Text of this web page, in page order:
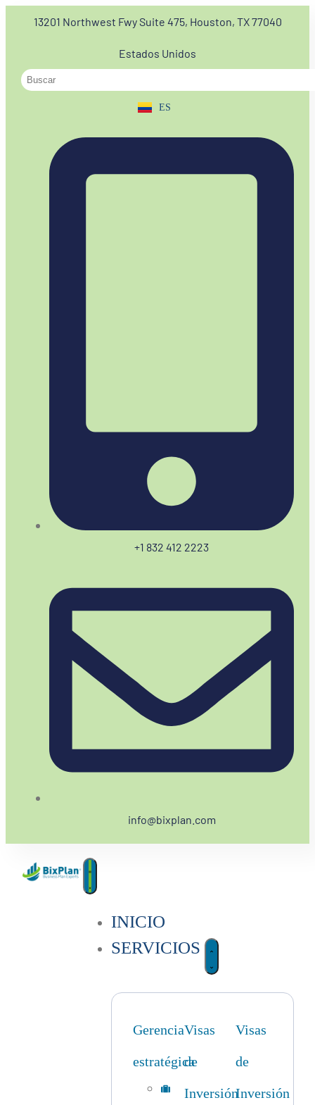
13201 Northwest Fwy Suite 475, Houston, TX 77040
Estados Unidos
ES
EN
+1 832 412 2223
info@bixplan.com
INICIO
SERVICIOS
Gerencia
estratégica
Visas
de
Inversión
Visas
de
Inversión​